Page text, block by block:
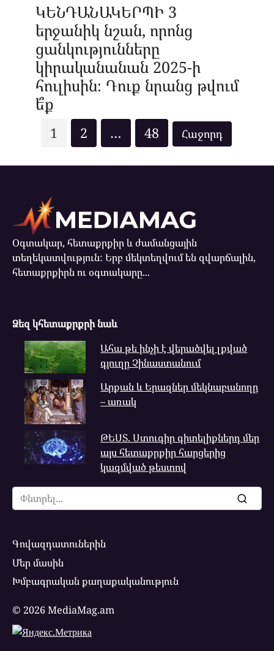
ԿԵՆԴԱՆԱԿԵՐՊԻ 3
երջանիկ նշան, որոնց
ցանկությունները
կիրականանան 2025-ի
հուլիսին։ Դուք նրանց թվում
ե՞ք
pagination
1 2 … 48
Օգտակար, հետաքրքիր և ժամանցային
տեղեկատվություն: Երբ մեկտեղվում են զվարճալին,
հետաքրքիրն ու օգտակարը...
Ձեզ կհետաքրքրի նաև
Ահա թե ինչի է վերածվել լքված
գյուղը Չինաստանում
Արքան և Երազներ մեկնաբանողը
– առակ
ԹԵՍՏ. Ստուգիր գիտելիքներդ մեր
այս հետաքրքիր հարցերից
կազմված թեստով
Search
for:
Գովազդատուներին
Մեր մասին
Խմբագրական քաղաքականություն
© 2026 MediaMag.am